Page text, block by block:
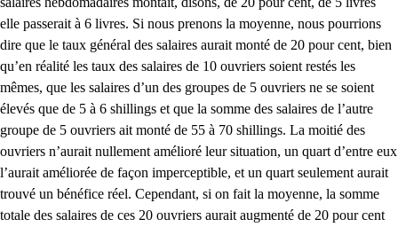
elle passerait à 6 livres. Si nous prenons la moyenne, nous pourrions
dire que le taux général des salaires aurait monté de 20 pour cent, bien
qu’en réalité les taux des salaires de 10 ouvriers soient restés les
mêmes, que les salaires d’un des groupes de 5 ouvriers ne se soient
élevés que de 5 à 6 shillings et que la somme des salaires de l’autre
groupe de 5 ouvriers ait monté de 55 à 70 shillings. La moitié des
ouvriers n’aurait nullement amélioré leur situation, un quart d’entre eux
l’aurait améliorée de façon imperceptible, et un quart seulement aurait
trouvé un bénéfice réel. Cependant, si on fait la moyenne, la somme
totale des salaires de ces 20 ouvriers aurait augmenté de 20 pour cent